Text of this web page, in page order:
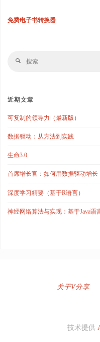
免费电子书转换器
搜
近期文章
可复制的领导力（最新版）
数据驱动：从方法到实践
生命3.0
首席增长官：如何用数据驱动增长
深度学习精要（基于R语言）
神经网络算法与实现：基于Java语
关于V分享
技术提供